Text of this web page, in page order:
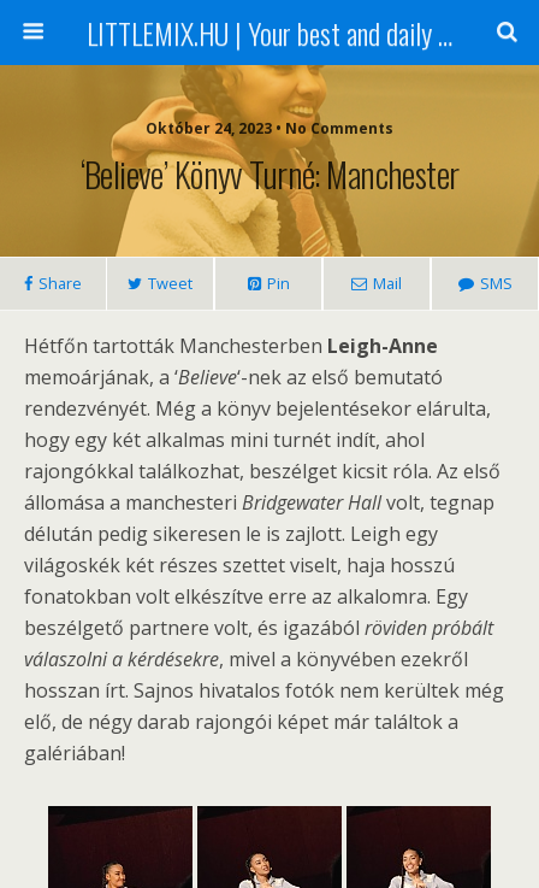
LITTLEMIX.HU | Your best and daily updated fansite about Little Mix
Október 24, 2023 • No Comments
‘Believe’ Könyv Turné: Manchester
Share Tweet Pin Mail SMS
Hétfőn tartották Manchesterben Leigh-Anne
memoárjának, a ‘Believe‘-nek az első bemutató
rendezvényét. Még a könyv bejelentésekor elárulta,
hogy egy két alkalmas mini turnét indít, ahol
rajongókkal találkozhat, beszélget kicsit róla. Az első
állomása a manchesteri Bridgewater Hallvolt, tegnap
délután pedig sikeresen le is zajlott. Leigh egy
világoskék két részes szettet viselt, haja hosszú
fonatokban volt elkészítve erre az alkalomra. Egy
beszélgető partnere volt, és igazából röviden próbált
válaszolni a kérdésekre, mivel a könyvében ezekről
hosszan írt. Sajnos hivatalos fotók nem kerültek még
elő, de négy darab rajongói képet már találtok a
galériában!